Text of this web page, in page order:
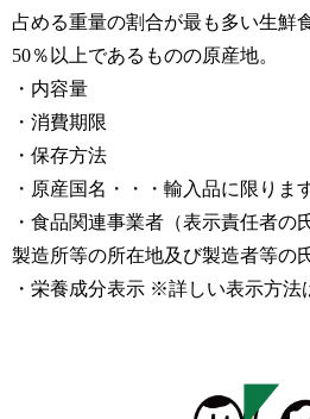
占める重量の割合が最も多い生鮮
50％以上であるものの原産地。
・内容量
・消費期限
・保存方法
・原産国名・・・輸入品に限りま
・食品関連事業者（表示責任者の
製造所等の所在地及び製造者等の
・栄養成分表示 ※詳しい表示方法